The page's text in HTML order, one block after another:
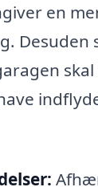
en
Desuden
skal